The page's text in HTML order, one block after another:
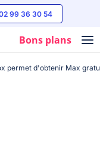
99 36 30 54
Bons plans
permet d'obtenir Max